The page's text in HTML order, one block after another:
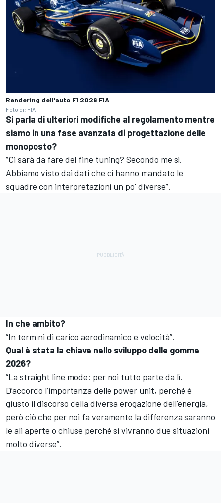
Rendering dell'auto F1 2026 FIA
Foto di: FIA
Si parla di ulteriori modifiche al regolamento mentre
siamo in una fase avanzata di progettazione delle
monoposto?
“Ci sarà da fare del fine tuning? Secondo me sì.
Abbiamo visto dai dati che ci hanno mandato le
squadre con interpretazioni un po' diverse”.
In che ambito?
“In termini di carico aerodinamico e velocità”.
Qual è stata la chiave nello sviluppo delle gomme
2026?
“La straight line mode: per noi tutto parte da lì.
D’accordo l’importanza delle power unit, perché è
giusto il discorso della diversa erogazione dell'energia,
però ciò che per noi fa veramente la differenza saranno
le ali aperte o chiuse perché si vivranno due situazioni
molto diverse”.